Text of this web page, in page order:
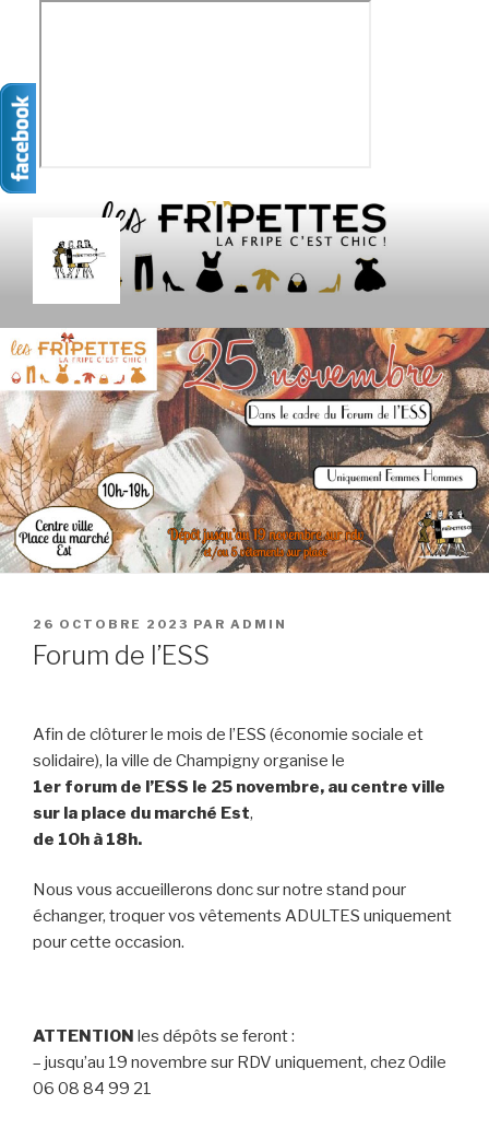
contenu
LES FRIPETTES
PUBLIÉ
LE
26 OCTOBRE 2023 PAR ADMIN
Forum de l’ESS
Afin de clôturer le mois de l’ESS (économie sociale et
solidaire), la ville de Champigny organise le
1er forum de l’ESS le 25 novembre, au centre ville
sur la place du marché Est,
de 10h à 18h.
Nous vous accueillerons donc sur notre stand pour
échanger, troquer vos vêtements ADULTES uniquement
pour cette occasion.
ATTENTION les dépôts se feront :
– jusqu’au 19 novembre sur RDV uniquement, chez Odile
06 08 84 99 21